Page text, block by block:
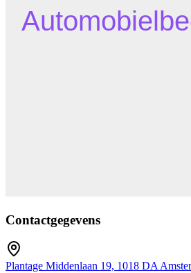
Contactgegevens
Plantage Middenlaan 19, 1018 DA